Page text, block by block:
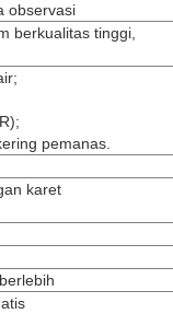
observasi
berkualitas tinggi,
pemanas.
karet